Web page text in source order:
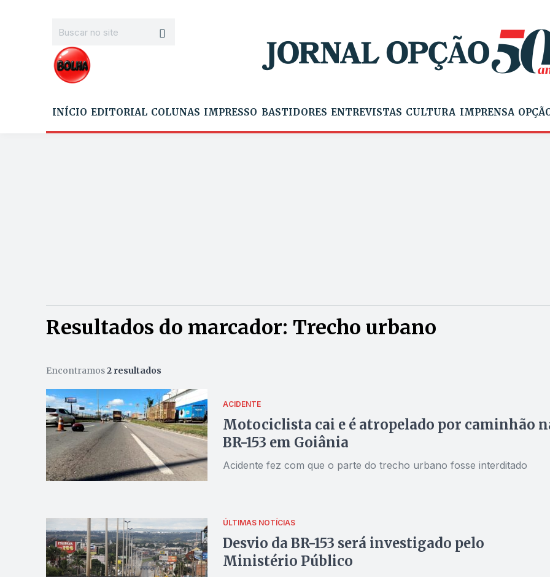
INÍCIO EDITORIAL COLUNAS IMPRESSO BASTIDORES ENTREVISTAS CULTURA IMPRENSA
Resultados do marcador: Trecho urbano
Encontramos2 resultados
ACIDENTE
Motociclista cai e é atropelado por caminhão
BR-153 em Goiânia
Acidente fez com que o parte do trecho urbano fosse interditado
ÚLTIMAS NOTÍCIAS
Desvio da BR-153 será investigado pelo
Ministério Público